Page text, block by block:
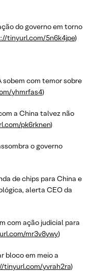
do governo em torno
tinyurl.com/5n6k4jpe)
sobem com temor sobre
yhmrfas4)
a China talvez não
pk6rknen)
o governo
de chips para China e
alerta CEO da
com ação judicial para
mr3v8ywy)
bloco em meio a
tinyurl.com/yvrah2ra)